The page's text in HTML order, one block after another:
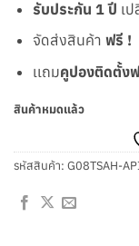
รับประกัน 1 ปี เ
จัดส่งสินค้า ฟรี !
เเถมคูปองติดตั้ง
สินค้าหมดแล้ว
รหัสสินค้า: G08TSAH-